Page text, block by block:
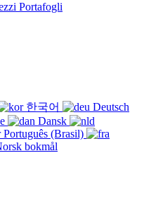
Portafogli
한국어
Deutsch
Dansk
Português (Brasil)
bokmål